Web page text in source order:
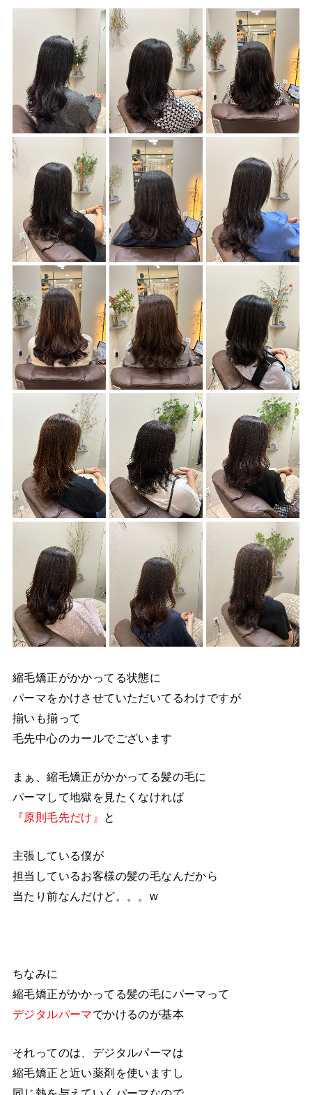
縮毛矯正がかかってる状態に
パーマをかけさせていただいてるわけですが
揃いも揃って
毛先中心のカールでございます
まぁ、縮毛矯正がかかってる髪の毛に
パーマして地獄を見たくなければ
『原則毛先だけ』 と
主張している僕が
担当しているお客様の髪の毛なんだから
当たり前なんだけど。。。w
ちなみに
縮毛矯正がかかってる髪の毛にパーマって
デジタルパーマでかけるのが基本
それってのは、デジタルパーマは
縮毛矯正と近い薬剤を使いますし